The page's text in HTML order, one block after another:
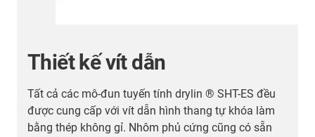
Thiết kế vít dẫn
Tất cả các mô-đun tuyến tính drylin ® SHT-ES đều
được cung cấp với vít dẫn hình thang tự khóa làm
bằng thép không gỉ. Nhôm phủ cứng cũng có sẵn